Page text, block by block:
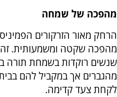
מהפכה של שמחה
הרחק מאור הזרקורים
מהפכה שקטה ומשמעותית. זה
שנשים רוקדות בשמחת תורה
מהגברים אך במקביל להם
לקחת צעד קדימה.